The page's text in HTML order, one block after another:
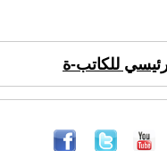
للكاتب-ة